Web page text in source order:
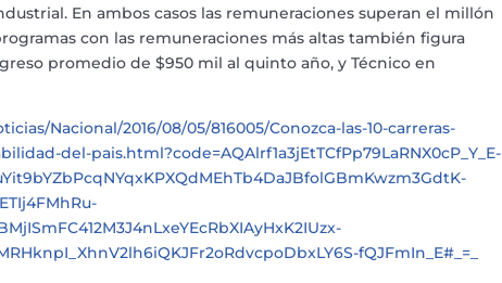
En ambos casos las remuneraciones superan el millón
con las remuneraciones más altas también figura
promedio de $950 mil al quinto año, y Técnico en
Nacional/2016/08/05/816005/Conozca-las-10-carreras-
del-pais.html?code=AQAlrf1a3jEtTCfPp79LaRNX0cP_Y_E-
fQJFmIn_E#_=_